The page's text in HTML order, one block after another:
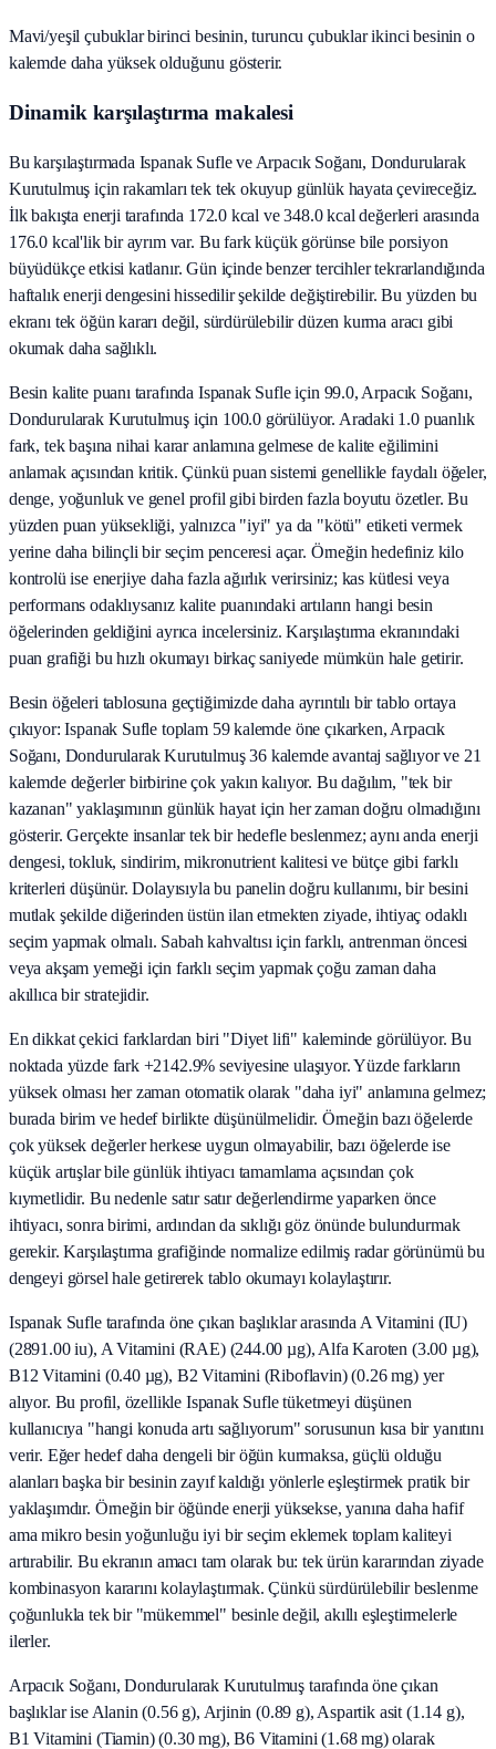
Mavi/yeşil çubuklar birinci besinin, turuncu çubuklar ikinci besinin o
kalemde daha yüksek olduğunu gösterir.
Dinamik karşılaştırma makalesi
Bu karşılaştırmada Ispanak Sufle ve Arpacık Soğanı, Dondurularak
Kurutulmuş için rakamları tek tek okuyup günlük hayata çevireceğiz.
İlk bakışta enerji tarafında 172.0 kcal ve 348.0 kcal değerleri arasında
176.0 kcal'lik bir ayrım var. Bu fark küçük görünse bile porsiyon
büyüdükçe etkisi katlanır. Gün içinde benzer tercihler tekrarlandığında
haftalık enerji dengesini hissedilir şekilde değiştirebilir. Bu yüzden bu
ekranı tek öğün kararı değil, sürdürülebilir düzen kurma aracı gibi
okumak daha sağlıklı.
Besin kalite puanı tarafında Ispanak Sufle için 99.0, Arpacık Soğanı,
Dondurularak Kurutulmuş için 100.0 görülüyor. Aradaki 1.0 puanlık
fark, tek başına nihai karar anlamına gelmese de kalite eğilimini
anlamak açısından kritik. Çünkü puan sistemi genellikle faydalı öğeler,
denge, yoğunluk ve genel profil gibi birden fazla boyutu özetler. Bu
yüzden puan yüksekliği, yalnızca "iyi" ya da "kötü" etiketi vermek
yerine daha bilinçli bir seçim penceresi açar. Örneğin hedefiniz kilo
kontrolü ise enerjiye daha fazla ağırlık verirsiniz; kas kütlesi veya
performans odaklıysanız kalite puanındaki artıların hangi besin
öğelerinden geldiğini ayrıca incelersiniz. Karşılaştırma ekranındaki
puan grafiği bu hızlı okumayı birkaç saniyede mümkün hale getirir.
Besin öğeleri tablosuna geçtiğimizde daha ayrıntılı bir tablo ortaya
çıkıyor: Ispanak Sufle toplam 59 kalemde öne çıkarken, Arpacık
Soğanı, Dondurularak Kurutulmuş 36 kalemde avantaj sağlıyor ve 21
kalemde değerler birbirine çok yakın kalıyor. Bu dağılım, "tek bir
kazanan" yaklaşımının günlük hayat için her zaman doğru olmadığını
gösterir. Gerçekte insanlar tek bir hedefle beslenmez; aynı anda enerji
dengesi, tokluk, sindirim, mikronutrient kalitesi ve bütçe gibi farklı
kriterleri düşünür. Dolayısıyla bu panelin doğru kullanımı, bir besini
mutlak şekilde diğerinden üstün ilan etmekten ziyade, ihtiyaç odaklı
seçim yapmak olmalı. Sabah kahvaltısı için farklı, antrenman öncesi
veya akşam yemeği için farklı seçim yapmak çoğu zaman daha
akıllıca bir stratejidir.
En dikkat çekici farklardan biri "Diyet lifi" kaleminde görülüyor. Bu
noktada yüzde fark +2142.9% seviyesine ulaşıyor. Yüzde farkların
yüksek olması her zaman otomatik olarak "daha iyi" anlamına gelmez;
burada birim ve hedef birlikte düşünülmelidir. Örneğin bazı öğelerde
çok yüksek değerler herkese uygun olmayabilir, bazı öğelerde ise
küçük artışlar bile günlük ihtiyacı tamamlama açısından çok
kıymetlidir. Bu nedenle satır satır değerlendirme yaparken önce
ihtiyacı, sonra birimi, ardından da sıklığı göz önünde bulundurmak
gerekir. Karşılaştırma grafiğinde normalize edilmiş radar görünümü bu
dengeyi görsel hale getirerek tablo okumayı kolaylaştırır.
Ispanak Sufle tarafında öne çıkan başlıklar arasında A Vitamini (IU)
(2891.00 iu), A Vitamini (RAE) (244.00 µg), Alfa Karoten (3.00 µg),
B12 Vitamini (0.40 µg), B2 Vitamini (Riboflavin) (0.26 mg) yer
alıyor. Bu profil, özellikle Ispanak Sufle tüketmeyi düşünen
kullanıcıya "hangi konuda artı sağlıyorum" sorusunun kısa bir yanıtını
verir. Eğer hedef daha dengeli bir öğün kurmaksa, güçlü olduğu
alanları başka bir besinin zayıf kaldığı yönlerle eşleştirmek pratik bir
yaklaşımdır. Örneğin bir öğünde enerji yüksekse, yanına daha hafif
ama mikro besin yoğunluğu iyi bir seçim eklemek toplam kaliteyi
artırabilir. Bu ekranın amacı tam olarak bu: tek ürün kararından ziyade
kombinasyon kararını kolaylaştırmak. Çünkü sürdürülebilir beslenme
çoğunlukla tek bir "mükemmel" besinle değil, akıllı eşleştirmelerle
ilerler.
Arpacık Soğanı, Dondurularak Kurutulmuş tarafında öne çıkan
başlıklar ise Alanin (0.56 g), Arjinin (0.89 g), Aspartik asit (1.14 g),
B1 Vitamini (Tiamin) (0.30 mg), B6 Vitamini (1.68 mg) olarak